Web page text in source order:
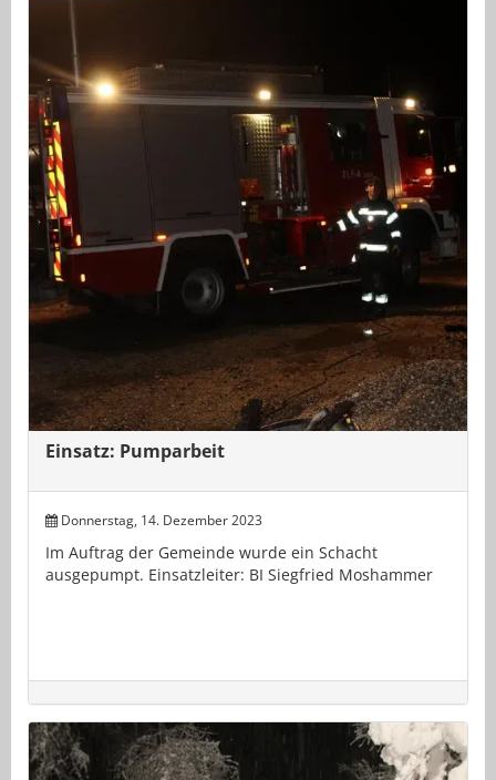
Einsatz: Pumparbeit
Donnerstag, 14. Dezember 2023
Im Auftrag der Gemeinde wurde ein Schacht
ausgepumpt. Einsatzleiter: BI Siegfried Moshammer